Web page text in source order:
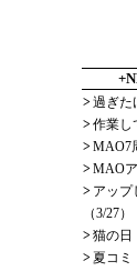
>過ぎた
>作業し
>MAO7
>MAOア
> アッ
（3/27）
>猫の日
>夏コミ